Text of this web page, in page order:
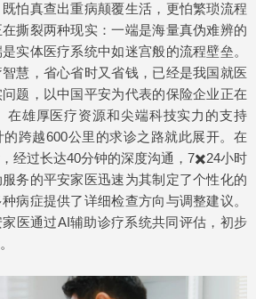
怕真查出重病颠覆生活，更怕繁琐流程
撕裂两种现实：一端是海量真伪难辨的
实体医疗系统中如迷宫般的流程壁垒。
慧，省心省时又省钱，已经是我国就医
题，以中国平安为代表的保险企业正在
在雄厚医疗资源和尖端科技实力的支持
跨越600公里的求诊之路就此展开。在
经过长达40分钟的深度沟通，7✖️24小时
务的平安家医迅速为其制定了个性化的
病症提供了详细检查方向与调整建议。
医通过AI辅助诊疗系统共同评估，初步